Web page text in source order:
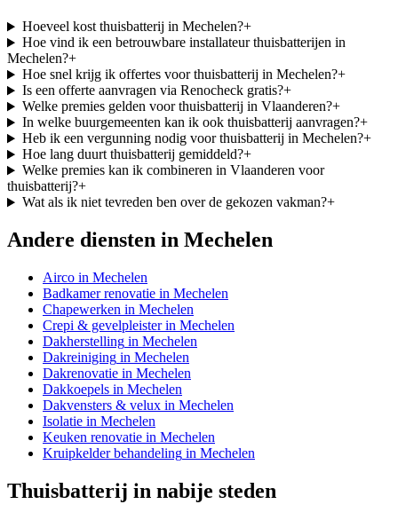
Hoeveel kost thuisbatterij in Mechelen?+
Hoe vind ik een betrouwbare installateur thuisbatterijen in
Mechelen?+
Hoe snel krijg ik offertes voor thuisbatterij in Mechelen?+
Is een offerte aanvragen via Renocheck gratis?+
Welke premies gelden voor thuisbatterij in Vlaanderen?+
In welke buurgemeenten kan ik ook thuisbatterij aanvragen?+
Heb ik een vergunning nodig voor thuisbatterij in Mechelen?+
Hoe lang duurt thuisbatterij gemiddeld?+
Welke premies kan ik combineren in Vlaanderen voor
thuisbatterij?+
Wat als ik niet tevreden ben over de gekozen vakman?+
Andere diensten in Mechelen
Airco in Mechelen
Badkamer renovatie in Mechelen
Chapewerken in Mechelen
Crepi & gevelpleisterin Mechelen
Dakherstelling in Mechelen
Dakreiniging in Mechelen
Dakrenovatie in Mechelen
Dakkoepels in Mechelen
Dakvensters & velux in Mechelen
Isolatie in Mechelen
Keuken renovatie in Mechelen
Kruipkelder behandeling in Mechelen
Thuisbatterij in nabije steden